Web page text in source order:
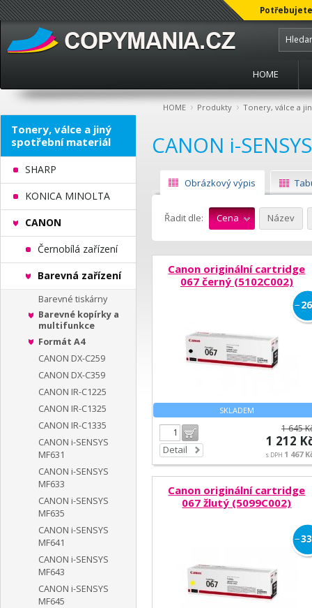
HOME
HOME › Produkty › Tonery, válce a
CANON i-
Obrázkový výpis
Řadit dle: Cena Název
Canon originální cartridge
067 černý (5102C002)
SKLADEM
−26
Detail
1 645
1 212
s DPH 1 467
Canon originální cartridge
067 žlutý (5099C002)
−33
Tonery, válce a jiný
spotřební materiál
SHARP
KONICA MINOLTA
CANON
Černobílá zařízení
Barevná zařízení
Barevné tiskárny
Barevné kopírky a
multifunkce
Formát A4
CANON DX-C259
CANON DX-C359
CANON IR-C1225
CANON IR-C1325
CANON IR-C1335
CANON i-SENSYS
MF631
CANON i-SENSYS
MF633
CANON i-SENSYS
MF635
CANON i-SENSYS
MF641
CANON i-SENSYS
MF643
CANON i-SENSYS
MF645